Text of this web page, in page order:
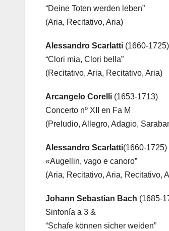
“Deine Toten werden leben”
(Aria, Recitativo, Aria)
Alessandro Scarlatti (1660-1725)
“Clori mia, Clori bella”
(Recitativo, Aria, Recitativo, Aria)
Arcangelo Corelli (1653-1713)
Concerto nº XII en Fa M
(Preludio, Allegro, Adagio,
Alessandro Scarlatti(1660-1725)
«Augellin, vago e canoro”
(Aria, Recitativo, Aria, Recitativo,
Johann Sebastian Bach (1685-
Sinfonía a 3 &
“Schafe können sicher weiden”